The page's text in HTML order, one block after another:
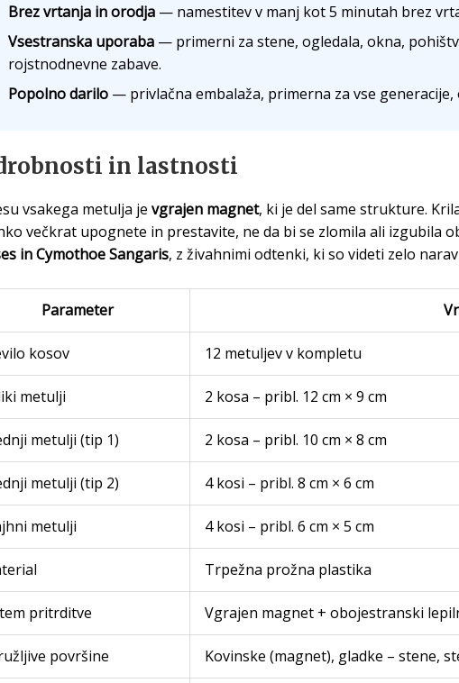
Brez vrtanja in orodja— namestitev v manj kot 5 minutah brez
Vsestranska uporaba— primerni za stene, ogledala, okna,
rojstnodnevne zabave.
Popolno darilo— privlačna embalaža, primerna za vse
in lastnosti
vsakega metulja je vgrajen magnet, ki je del same strukture.
večkrat upognete in prestavite, ne da bi se zlomila ali izgubila
in Cymothoe Sangaris, z živahnimi odtenki, ki so videti zelo
Parameter
kosov 12 metuljev v kompletu
metulji 2 kosa – pribl. 12 cm × 9 cm
metulji (tip 1) 2 kosa – pribl. 10 cm × 8 cm
metulji (tip 2) 4 kosi – pribl. 8 cm × 6 cm
metulji 4 kosi – pribl. 6 cm × 5 cm
Trpežna prožna plastika
pritrditve Vgrajen magnet + obojestranski
površine Kovinske (magnet), gladke – stene,